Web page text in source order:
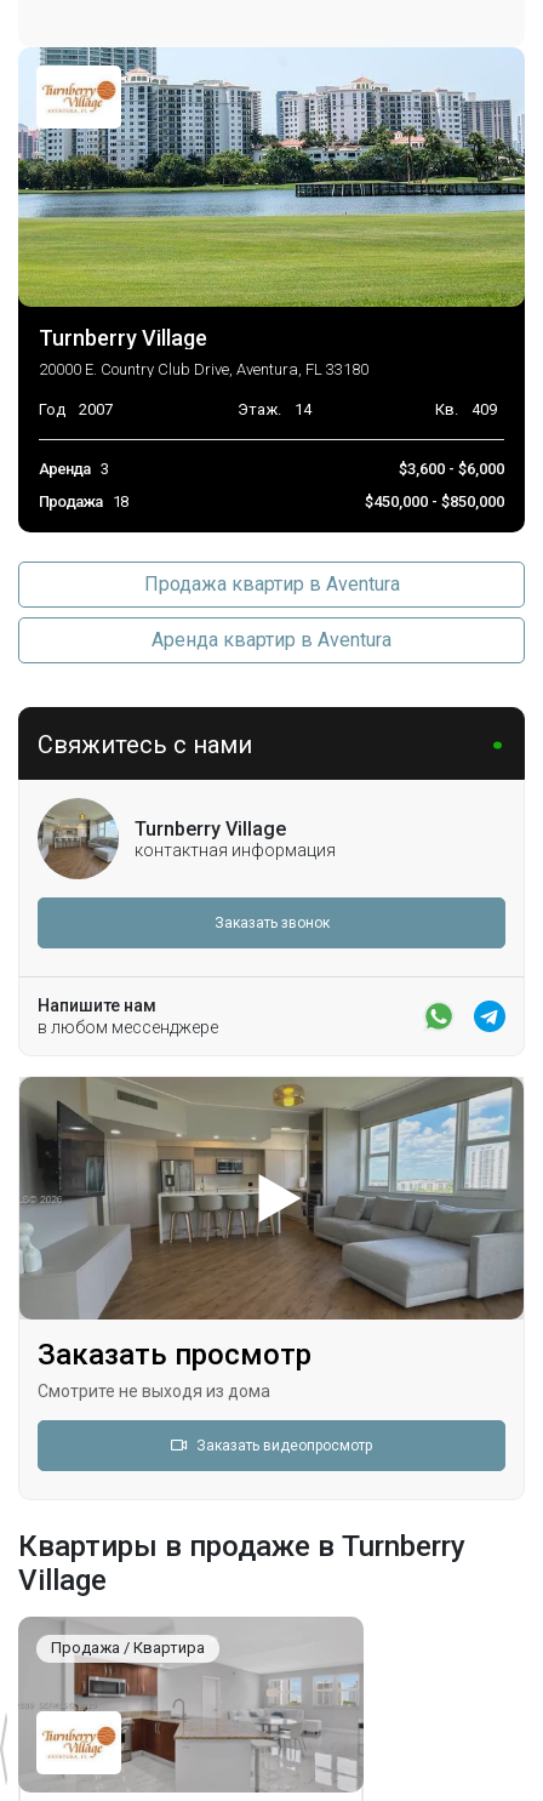
Место хранения
Парковка
Парковка на объекте
TwoOrMoreSpaces
Консьерж на парковке
Автоматические ворота
Turnberry Village
20000 E. Country Club Drive, Aventura, FL 33180
Год 2007 Этаж. 14 Кв. 409
Аренда 3
$3,600 - $6,000
Продажа
18 $450,000 - $850,000
Продажа квартир в Aventura
Аренда квартир в Aventura
Свяжитесь с нами
Turnberry Village
контактная информация
Заказать звонок
Напишите нам
в любом мессенджере
Заказать просмотр
Смотрите не выходя из дома
Заказать видеопросмотр
Квартиры в продаже в Turnberry
Village
Продажа / Квартира